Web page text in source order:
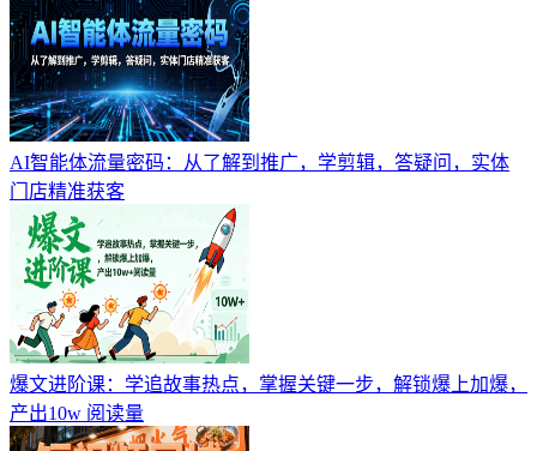
AI智能体流量密码：从了解到推广，学剪辑，答疑问，实体
门店精准获客
爆文进阶课：学追故事热点，掌握关键一步，解锁爆上加爆，
产出10w 阅读量